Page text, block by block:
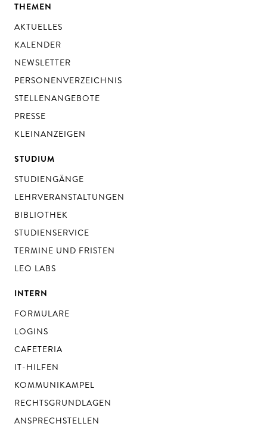
THEMEN
AKTUELLES
KALENDER
NEWSLETTER
PERSONENVERZEICHNIS
STELLENANGEBOTE
PRESSE
KLEINANZEIGEN
STUDIUM
STUDIENGÄNGE
LEHRVERANSTALTUNGEN
BIBLIOTHEK
STUDIENSERVICE
TERMINE UND FRISTEN
LEO LABS
INTERN
FORMULARE
LOGINS
CAFETERIA
IT-HILFEN
KOMMUNIKAMPEL
RECHTSGRUNDLAGEN
ANSPRECHSTELLEN